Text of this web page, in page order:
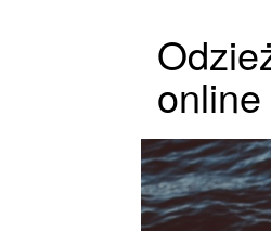
online